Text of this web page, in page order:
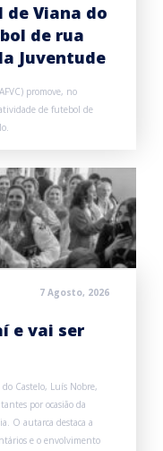
de Viana do
de rua
Juventude
promove, no
de futebol de
7 Agosto, 2026
e vai ser
Castelo, Luís Nobre,
por ocasião da
O autarca destaca a
e o envolvimento